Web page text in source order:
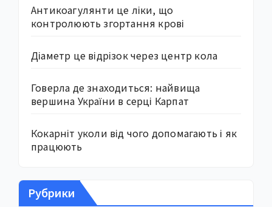
Антикоагулянти це ліки, що
контролюють згортання крові
Діаметр це відрізок через центр кола
Говерла де знаходиться: найвища
вершина України в серці Карпат
Кокарніт уколи від чого допомагають і як
працюють
Рубрики